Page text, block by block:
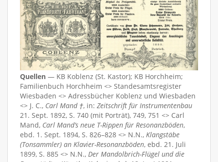
Quellen — KB Koblenz (St. Kastor); KB Horchheim;
Familienbuch Horchheim <> Standesamtsregister
Wiesbaden <> Adressbücher Koblenz und Wiesbaden
<> J. C., Carl Mand †, in: Zeitschrift für Instrumentenbau
21. Sept. 1892, S. 740 (mit Porträt), 749, 751 <> Carl
Mand, Carl Mand’s neue T-Rippen für Resonanzböden,
ebd. 1. Sept. 1894, S. 826–828 <> N.N., Klangstäbe
(Tonsammler) an Klavier-Resonanzböden, ebd. 21. Juli
1899, S. 885 <> N.N., Der Mandolbrich-Flügel und die